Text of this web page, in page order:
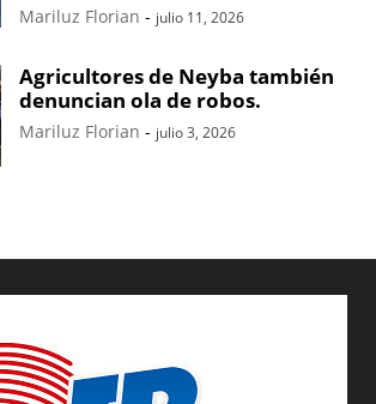
Mariluz Florian - julio 11, 2026
Agricultores de Neyba también
denuncian ola de robos.
Mariluz Florian - julio 3, 2026